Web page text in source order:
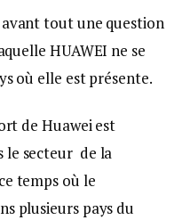
avant tout une question
HUAWEI ne se
où elle est présente.
de Huawei est
le secteur de la
temps où le
plusieurs pays du